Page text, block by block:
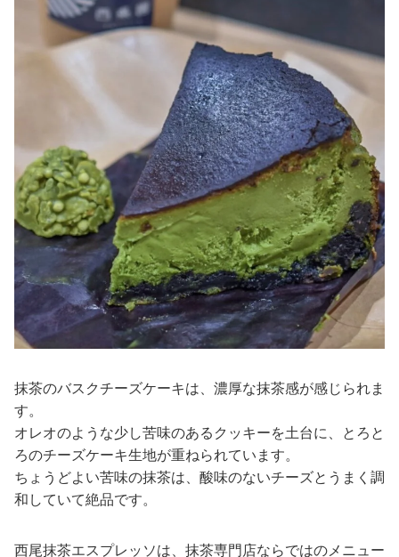
抹茶のバスクチーズケーキは、濃厚な抹茶感が感じられま
す。
オレオのような少し苦味のあるクッキーを土台に、とろと
ろのチーズケーキ生地が重ねられています。
ちょうどよい苦味の抹茶は、酸味のないチーズとうまく調
和していて絶品です。
西尾抹茶エスプレッソは、抹茶専門店ならではのメニュー